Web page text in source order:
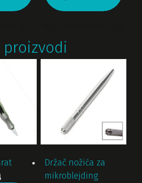
proizvodi
Držač nožića za
mikroblejding